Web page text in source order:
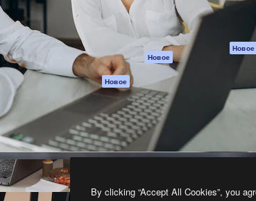
на основе ИИ
Стоковый контент
MCP для
Claude/ChatGPT
Новое
Агенты Новое
API
Мобильное
приложение
Все инструменты
Magnific
Политика
Оригиналы
Новое
Политика файлов
cookie
Центр доверия
Партнеры
Предприятие
By clicking “Accept All Cookies”, you